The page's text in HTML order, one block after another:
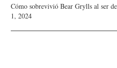
Cómo sobrevivió Bear Grylls al ser
1, 2024